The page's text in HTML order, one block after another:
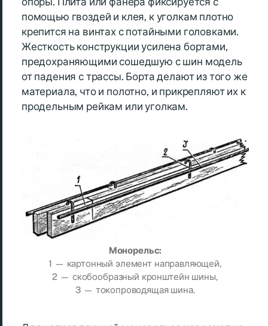
помощью гвоздей и клея, к уголкам плотно
крепится на винтах с потайными головками.
Жесткость конструкции усилена бортами,
предохраняющими сошедшую с шин модель
от падения с трассы. Борта делают из того же
материала, что и полотно, и прикрепляют их к
продельным рейкам или уголкам.
Монорельс:
1 — картонный элемент направляющей,
2 — скобообразный кронштейн шины,
3 — токопроводящая шина.